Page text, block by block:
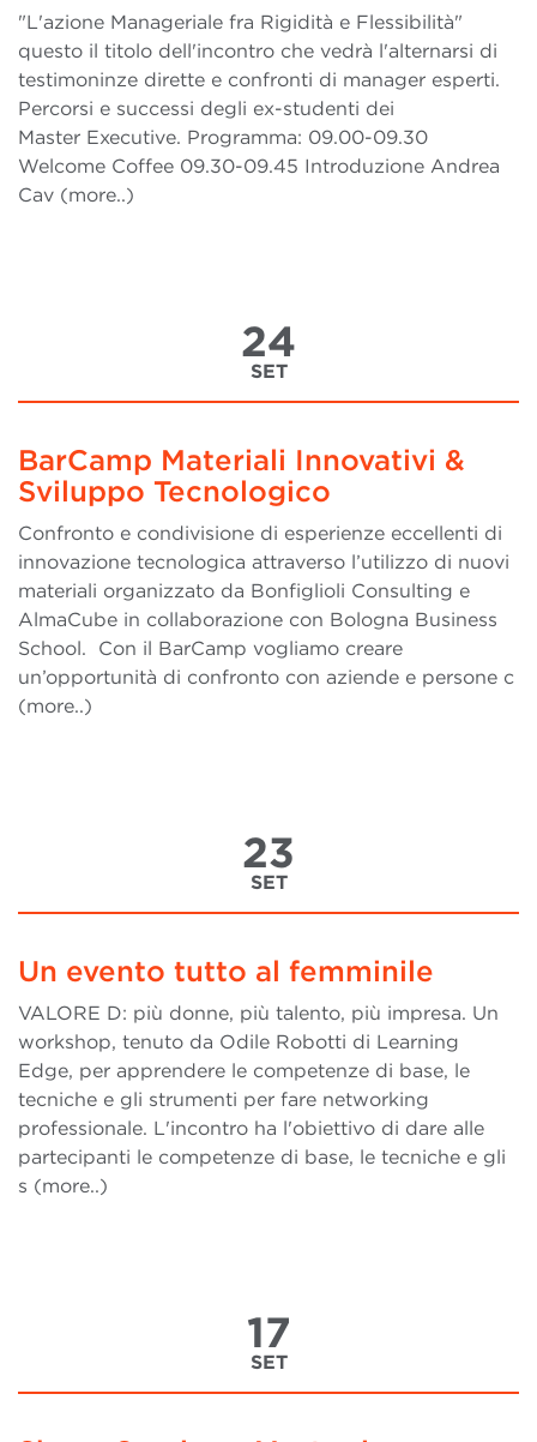
"L'azione Manageriale fra Rigidità e Flessibilità"
questo il titolo dell'incontro che vedrà l'alternarsi di
testimoninze dirette e confronti di manager esperti.
Percorsi e successi degli ex-studenti dei
Master Executive. Programma: 09.00-09.30
Welcome Coffee 09.30-09.45 Introduzione Andrea
Cav (more..)
24
SET
BarCamp Materiali Innovativi &
Sviluppo Tecnologico
Confronto e condivisione di esperienze eccellenti di
innovazione tecnologica attraverso l’utilizzo di nuovi
materiali organizzato da Bonfiglioli Consulting e
AlmaCube in collaborazione con Bologna Business
School. Con il BarCamp vogliamo creare
un’opportunità di confronto con aziende e persone c
(more..)
23
SET
Un evento tutto al femminile
VALORE D: più donne, più talento, più impresa. Un
workshop, tenuto da Odile Robotti di Learning
Edge, per apprendere le competenze di base, le
tecniche e gli strumenti per fare networking
professionale. L'incontro ha l'obiettivo di dare alle
partecipanti le competenze di base, le tecniche e gli
s (more..)
17
SET